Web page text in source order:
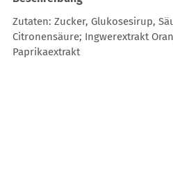
Zutaten: Zucker, Glukosesirup,
Citronensäure; Ingwerextrakt
Paprikaextrakt